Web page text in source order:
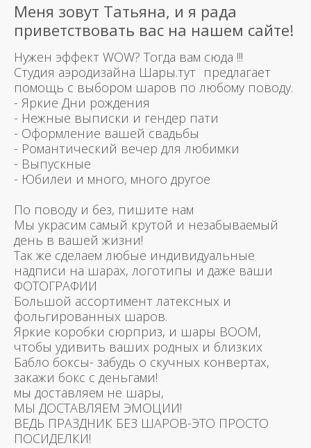
Меня зовут Татьяна, и я рада
приветствовать вас на нашем сайте!
Нужен эффект WOW? Тогда вам сюда !!!
Студия аэродизайна Шары.тут предлагает
помощь с выбором шаров по любому поводу.
- Яркие Дни рождения
- Нежные выписки и гендер пати
- Оформление вашей свадьбы
- Романтический вечер для любимки
- Выпускные
- Юбилеи и много, много другое
По поводу и без, пишите нам
Мы украсим самый крутой и незабываемый
день в вашей жизни!
Так же сделаем любые индивидуальные
надписи на шарах, логотипы и даже ваши
ФОТОГРАФИИ
Большой ассортимент латексных и
фольгированных шаров.
Яркие коробки сюрприз, и шары BOOM,
чтобы удивить ваших родных и близких
Бабло боксы- забудь о скучных конвертах,
закажи бокс с деньгами!
мы доставляем не шары,
МЫ ДОСТАВЛЯЕМ ЭМОЦИИ!
ВЕДЬ ПРАЗДНИК БЕЗ ШАРОВ-ЭТО ПРОСТО
ПОСИДЕЛКИ!